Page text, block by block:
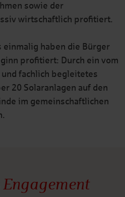
sowie der
wirtschaftlich profitiert.
einmalig haben die Bürger
profitiert: Durch ein vom
fachlich begleitetes
20 Solaranlagen auf den
im gemeinschaftlichen
Engagement